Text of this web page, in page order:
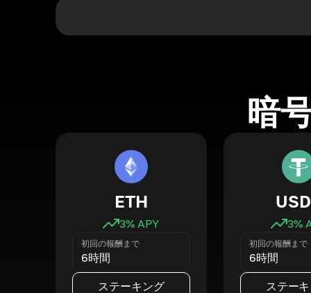
暗
ETH
3% APY
初回の報酬まで
6時間
ステーキング
3%
初回の報酬まで
6時間
ステー